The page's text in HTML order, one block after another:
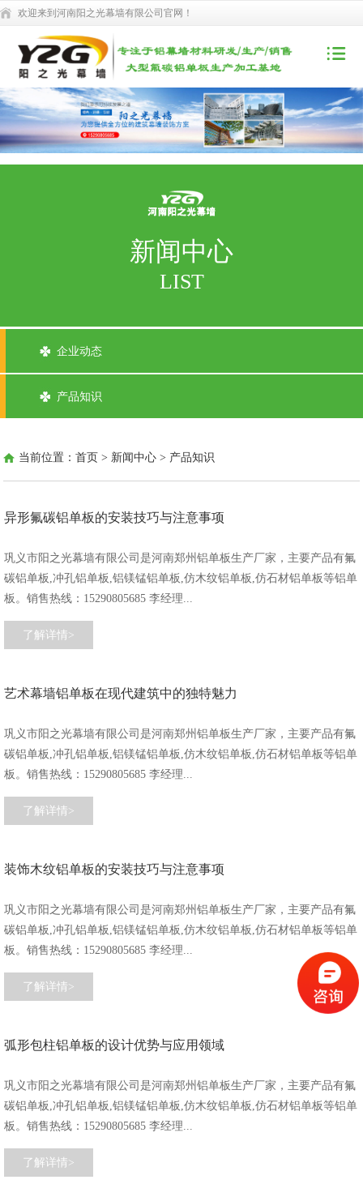
欢迎来到河南阳之光幕墙有限公司官网！
新闻中心
LIST
企业动态
产品知识
当前位置：首页 > 新闻中心 > 产品知识
异形氟碳铝单板的安装技巧与注意事项
巩义市阳之光幕墙有限公司是河南郑州铝单板生产厂家，主要产品有氟
碳铝单板,冲孔铝单板,铝镁锰铝单板,仿木纹铝单板,仿石材铝单板等铝单
板。销售热线：15290805685 李经理...
了解详情>
艺术幕墙铝单板在现代建筑中的独特魅力
巩义市阳之光幕墙有限公司是河南郑州铝单板生产厂家，主要产品有氟
碳铝单板,冲孔铝单板,铝镁锰铝单板,仿木纹铝单板,仿石材铝单板等铝单
板。销售热线：15290805685 李经理...
了解详情>
装饰木纹铝单板的安装技巧与注意事项
巩义市阳之光幕墙有限公司是河南郑州铝单板生产厂家，主要产品有氟
碳铝单板,冲孔铝单板,铝镁锰铝单板,仿木纹铝单板,仿石材铝单板等铝单
板。销售热线：15290805685 李经理...
了解详情>
弧形包柱铝单板的设计优势与应用领域
巩义市阳之光幕墙有限公司是河南郑州铝单板生产厂家，主要产品有氟
碳铝单板,冲孔铝单板,铝镁锰铝单板,仿木纹铝单板,仿石材铝单板等铝单
板。销售热线：15290805685 李经理...
了解详情>